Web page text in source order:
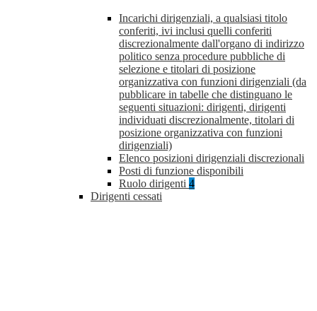
Incarichi dirigenziali, a qualsiasi titolo
conferiti, ivi inclusi quelli conferiti
discrezionalmente dall'organo di indirizzo
politico senza procedure pubbliche di
selezione e titolari di posizione
organizzativa con funzioni dirigenziali (da
pubblicare in tabelle che distinguano le
seguenti situazioni: dirigenti, dirigenti
individuati discrezionalmente, titolari di
posizione organizzativa con funzioni
dirigenziali)
Elenco posizioni dirigenziali discrezionali
Posti di funzione disponibili
Ruolo dirigenti 4
Dirigenti cessati